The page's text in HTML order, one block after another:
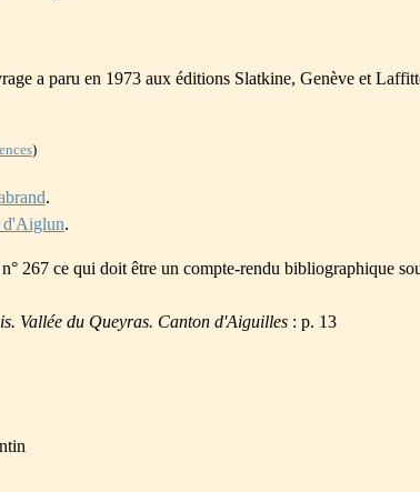
a paru en 1973 aux éditions Slatkine, Genève et
)
.
d'Aiglun.
267 ce qui doit être un compte-rendu bibliographique
Vallée du Queyras. Canton d'Aiguilles: p. 13